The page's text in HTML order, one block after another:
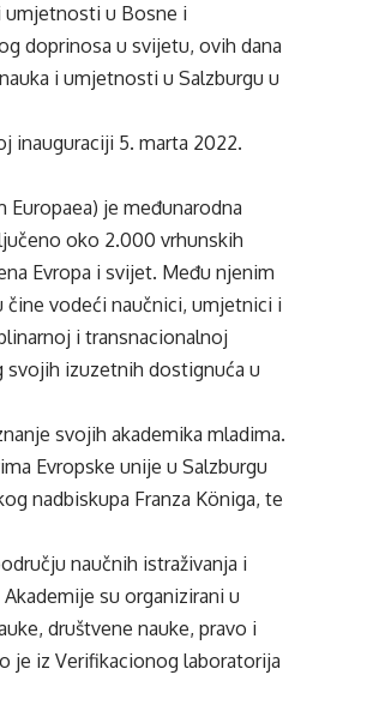
umjetnosti u Bosne i
doprinosa u svijetu, ovih dana
i umjetnosti u Salzburgu u
inauguraciji 5. marta 2022.
je međunarodna
oko 2.000 vrhunskih
Evropa i svijet. Među njenim
čine vodeći naučnici, umjetnici i
i transnacionalnoj
svojih izuzetnih dostignuća u
svojih akademika mladima.
Evropske unije u Salzburgu
nadbiskupa Franza Königa, te
naučnih istraživanja i
su organizirani u
društvene nauke, pravo i
je iz Verifikacionog laboratorija